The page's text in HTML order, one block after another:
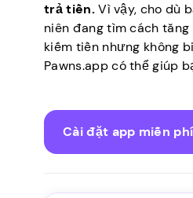
trả tiền.Vì vậy, cho dù
niên đang tìm cách tăng
kiếm tiền nhưng không
Pawns.app có thể giúp
Cài đặt app miễn phí